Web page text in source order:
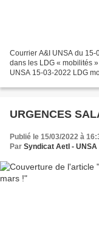
Courrier A&I UNSA du 15-03-22 à M le recteur : intégration d’un paragraphe
dans les LDG « mobilités
UNSA 15-03-2022 LDG
URGENCES
Publié le 15/03/2022 à
Par Syndicat AetI - UNSA